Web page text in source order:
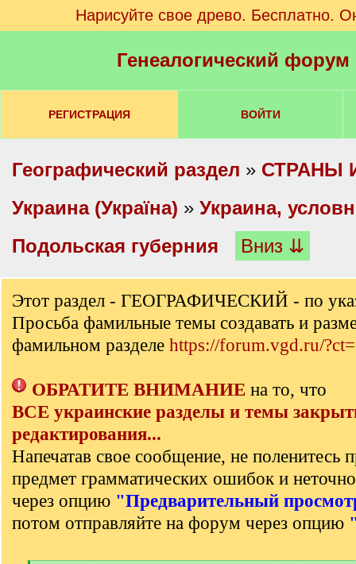
Нарисуйте свое древо. Бесплатно.
Генеалогический
РЕГИСТРАЦИЯ ВОЙТИ
Географический раздел » СТРАНЫ
Украина (Україна) » Украина,
Подольская губерния
Вниз ⇊
Этот раздел - ГЕОГРАФИЧЕСКИЙ - по
Просьба фамильные темы создавать и
фамильном разделе https://forum.vgd.ru/
ОБРАТИТЕ ВНИМАНИЕ на то, что
ВСЕ украинские разделы и темы
редактирования...
Напечатав свое сообщение, не поленитесь
предмет грамматических ошибок и
через опцию "Предварительный
потом отправляйте на форум через опцию